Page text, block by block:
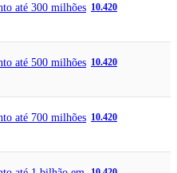
até 300 milhões 10.420
até 500 milhões 10.420
até 700 milhões 10.420